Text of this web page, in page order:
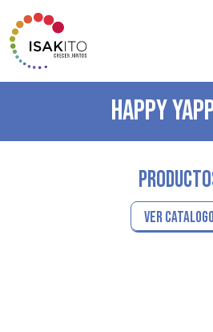
HAPPY
VER CATALOGO